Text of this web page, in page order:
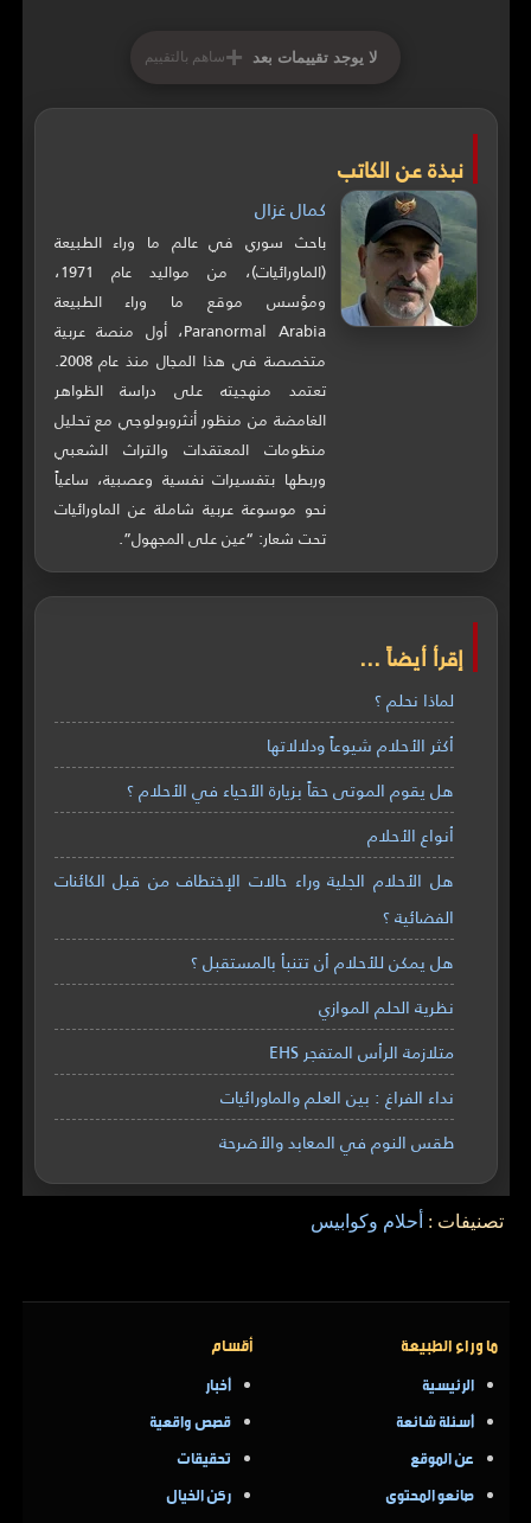
لا يوجد تقييمات بعد +ساهم بالتقييم
نبذة عن الكاتب
كمال غزال
باحث سوري في عالم ما وراء الطبيعة
(الماورائيات)، من مواليد عام 1971،
ومؤسس موقع ما وراء الطبيعة
Paranormal Arabia، أول منصة عربية
متخصصة في هذا المجال منذ عام 2008.
تعتمد منهجيته على دراسة الظواهر
الغامضة من منظور أنثروبولوجي مع تحليل
منظومات المعتقدات والتراث الشعبي
وربطها بتفسيرات نفسية وعصبية، ساعياً
نحو موسوعة عربية شاملة عن الماورائيات
تحت شعار: “عين على المجهول”.
إقرأ أيضاً ...
لماذا نحلم ؟
أكثر الأحلام شيوعاً ودلالاتها
هل يقوم الموتى حقاً بزيارة الأحياء في الأحلام ؟
أنواع الأحلام
هل الأحلام الجلية وراء حالات الإختطاف من قبل الكائنات
الفضائية ؟
هل يمكن للأحلام أن تتنبأ بالمستقبل ؟
نظرية الحلم الموازي
متلازمة الرأس المتفجر EHS
نداء الفراغ : بين العلم والماورائيات
طقس النوم في المعابد والأضرحة
تصنيفات : أحلام وكوابيس
ما وراء الطبيعة
الرئيسية
أسئلة شائعة
عن الموقع
صانعو المحتوى
أقسام
أخبار
قصص واقعية
تحقيقات
ركن الخيال